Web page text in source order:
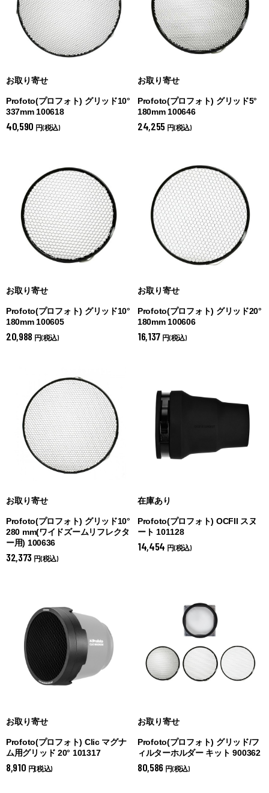
お取り寄せ
Profoto(プロフォト) グリッド10°
337mm 100618
40,590 円(税込)
お取り寄せ
Profoto(プロフォト) グリッド5°
180mm 100646
24,255 円(税込)
お取り寄せ
Profoto(プロフォト) グリッド10°
180mm 100605
20,988 円(税込)
お取り寄せ
Profoto(プロフォト) グリッド20°
180mm 100606
16,137 円(税込)
お取り寄せ
Profoto(プロフォト) グリッド10°
280 mm(ワイドズームリフレクタ
ー用) 100636
32,373 円(税込)
在庫あり
Profoto(プロフォト) OCFII スヌ
ート 101128
14,454 円(税込)
お取り寄せ
Profoto(プロフォト) Clic マグナ
ム用グリッド 20° 101317
8,910 円(税込)
お取り寄せ
Profoto(プロフォト) グリッド/フ
ィルターホルダー キット 900362
80,586 円(税込)